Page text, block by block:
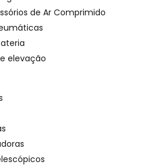
de Ar Comprimido
elevação